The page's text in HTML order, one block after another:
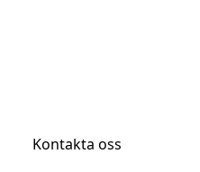
Kontakta oss